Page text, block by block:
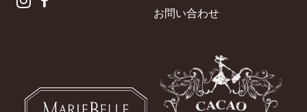
お問い合わせ